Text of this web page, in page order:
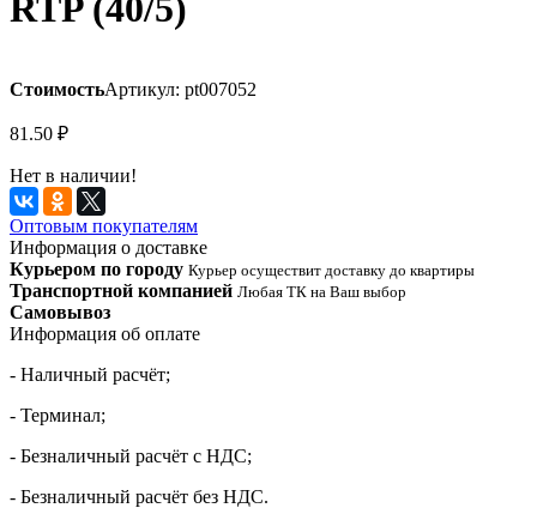
RTP (40/5)
СтоимостьАртикул: pt007052
81.50 ₽
Нет в наличии!
Оптовым покупателям
Информация о доставке
Курьером по городу Курьер осуществит доставку до квартиры
Транспортной компанией Любая ТК на Ваш выбор
Самовывоз
Информация об оплате
- Наличный расчёт;
- Терминал;
- Безналичный расчёт с НДС;
- Безналичный расчёт без НДС.